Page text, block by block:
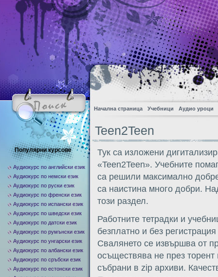
Начална страница Учебници Аудио уроци
Teen2Teen
Тук са изложени
«Teen2Teen». Учебните
са решили максимално
са наистина много добри.
този раздел.
Работните тетрадки и
безплатно и без
Свалянето се извършва от
осъществява не през
събрани в zip архиви.
Популярни курсове
Аудиокурс по английски език
Аудиокурс по немски език
Аудиокурс по руски език
Аудиокурс по френски език
Аудиокурс по испански език
Аудиокурс по шведски език
Аудиокурс по датски език
Аудиокурс по румънски език
Аудиокурс по унгарски език
Аудиокурс по албански език
Аудиокурс по сръбски език
Аудиокурс по естонски език